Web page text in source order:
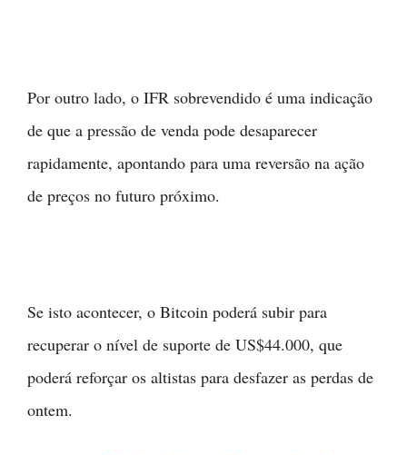
Por outro lado, o IFR sobrevendido é uma indicação
de que a pressão de venda pode desaparecer
rapidamente, apontando para uma reversão na ação
de preços no futuro próximo.
Se isto acontecer, o Bitcoin poderá subir para
recuperar o nível de suporte de US$44.000, que
poderá reforçar os altistas para desfazer as perdas de
ontem.